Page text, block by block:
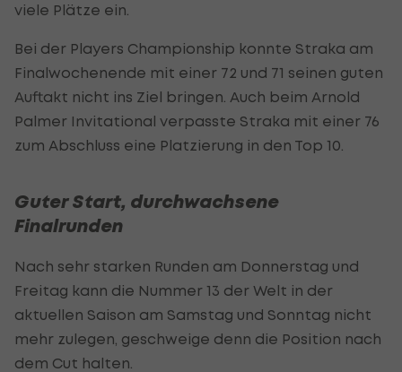
viele Plätze ein.
Bei der Players Championship konnte Straka am
Finalwochenende mit einer 72 und 71 seinen guten
Auftakt nicht ins Ziel bringen. Auch beim Arnold
Palmer Invitational verpasste Straka mit einer 76
zum Abschluss eine Platzierung in den Top 10.
Guter Start, durchwachsene
Finalrunden
Nach sehr starken Runden am Donnerstag und
Freitag kann die Nummer 13 der Welt in der
aktuellen Saison am Samstag und Sonntag nicht
mehr zulegen, geschweige denn die Position nach
dem Cut halten.